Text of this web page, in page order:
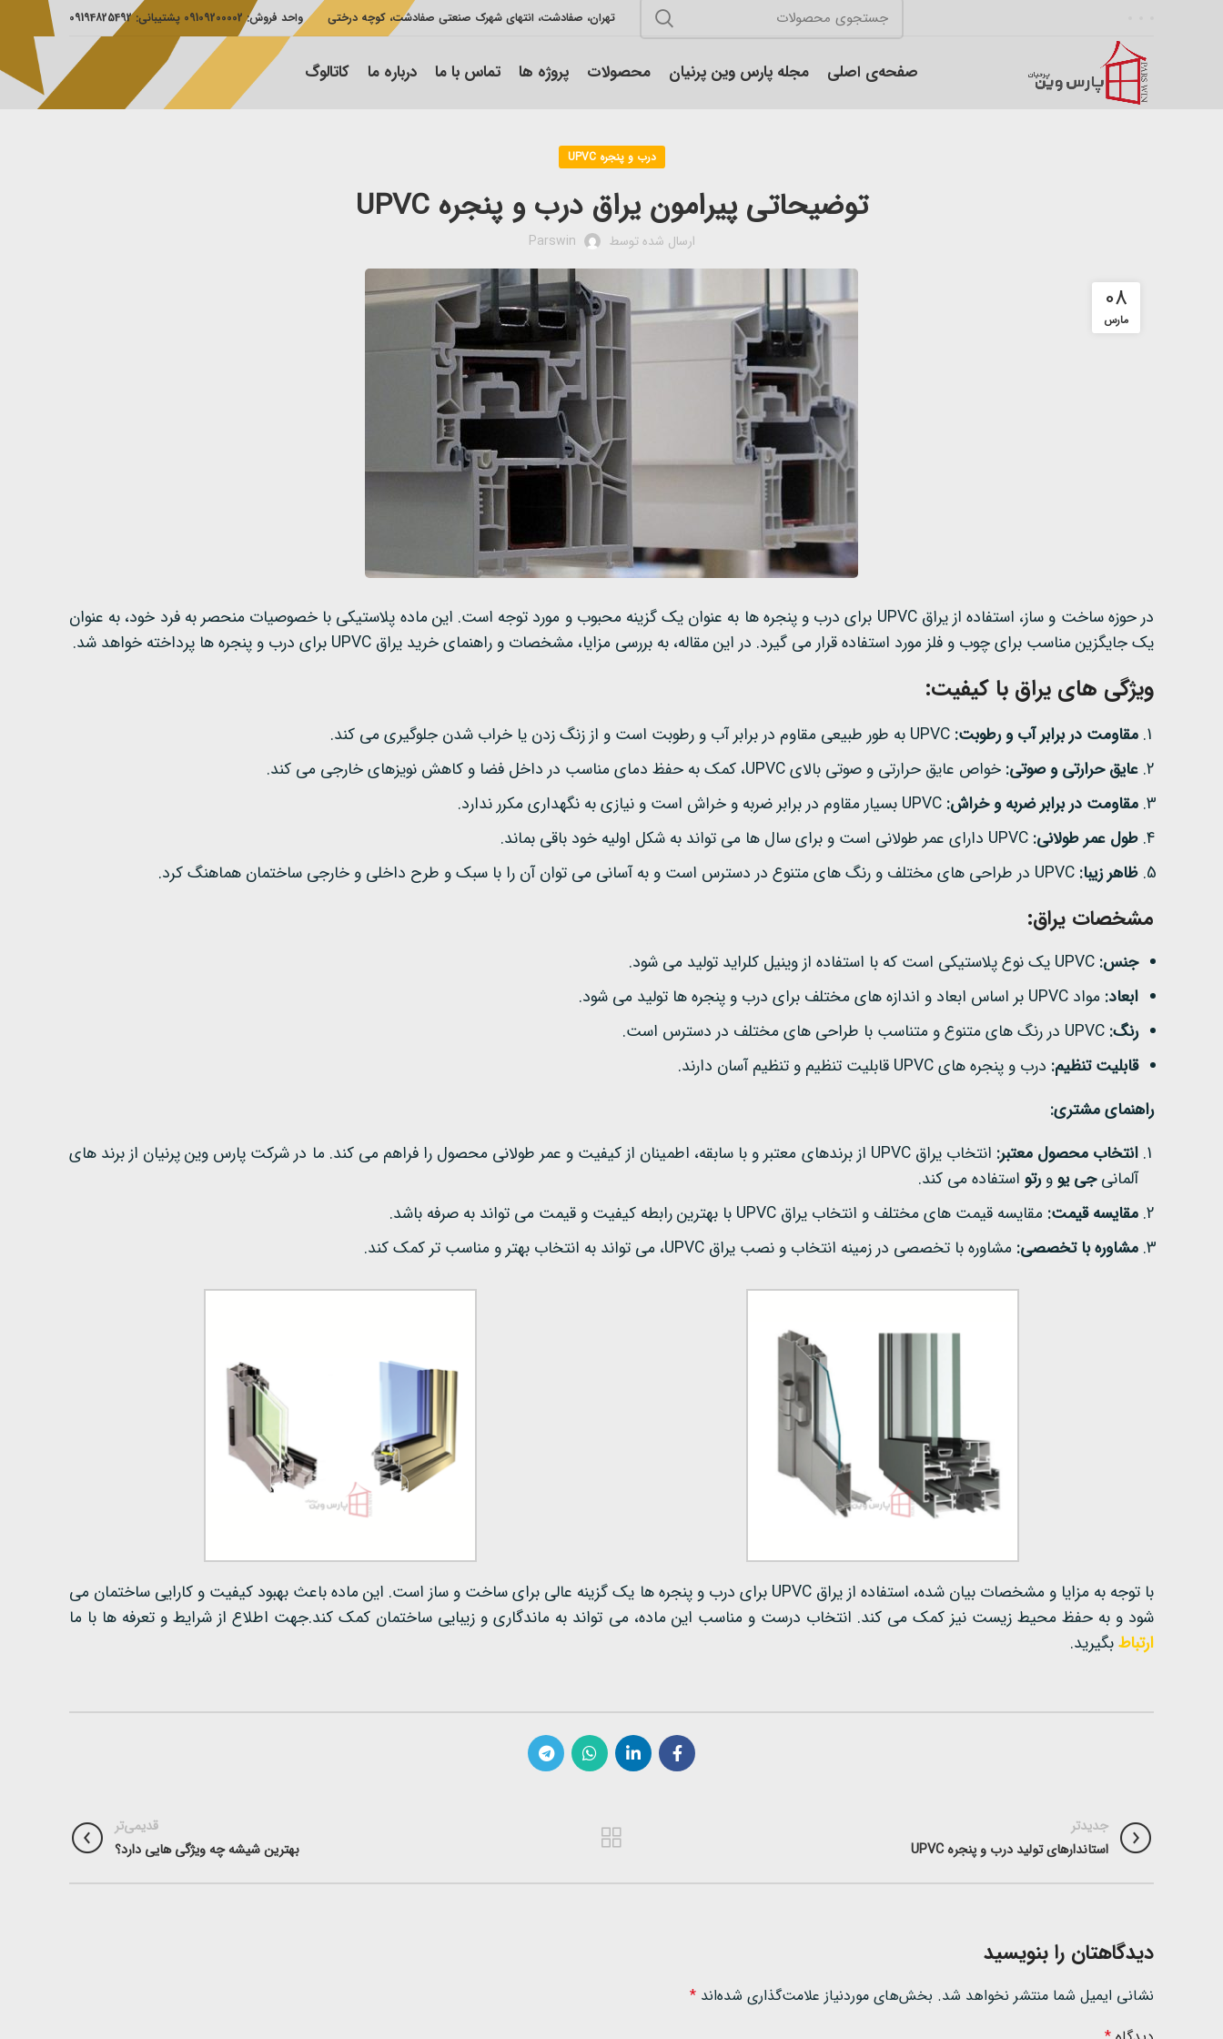
تهران، صفادشت، انتهای شهرک صنعتی صفادشت، کوچه درختی واحد فروش: 09109200002 پشتیبانی: 09194825492
صفحه‌ی اصلی مجله پارس وین پرنیان محصولات پروژه ها تماس با ما درباره ما کاتالوگ
درب و پنجره UPVC
توضیحاتی پیرامون یراق درب و پنجره UPVC
ارسال شده توسط Parswin
08
مارس
در حوزه ساخت و ساز، استفاده از یراق UPVC برای درب و پنجره ها به عنوان یک گزینه محبوب و مورد توجه است. این ماده پلاستیکی با خصوصیات منحصر به فرد خود، به عنوان
یک جایگزین مناسب برای چوب و فلز مورد استفاده قرار می گیرد. در این مقاله، به بررسی مزایا، مشخصات و راهنمای خرید یراق UPVC برای درب و پنجره ها پرداخته خواهد شد.
ویژگی های یراق با کیفیت:
مقاومت در برابر آب و رطوبت:
عایق حرارتی و صوتی: خواص عایق حرارتی و صوتی بالای UPVC، کمک به حفظ دمای مناسب در داخل فضا و کاهش نویزهای خارجی می کند.
مقاومت در برابر ضربه و خراش:
طول عمر طولانی:
ظاهر زیبا:
مشخصات یراق:
جنس:
ابعاد: مواد UPVC بر اساس ابعاد و اندازه های مختلف برای درب و پنجره ها تولید می شود.
رنگ:
قابلیت تنظیم: درب و پنجره های UPVC قابلیت تنظیم و تنظیم آسان دارند.
راهنمای مشتری:
انتخاب محصول معتبر:
انتخاب یراق UPVC از برندهای معتبر و با سابقه، اطمینان از کیفیت و عمر طولانی محصول را فراهم می کند. ما در شرکت پارس وین پرنیان از برند های
آلمانیجی یو ورتو استفاده می کند.
مقایسه قیمت: مقایسه قیمت های مختلف و انتخاب یراق UPVC با بهترین رابطه کیفیت و قیمت می تواند به صرفه باشد.
مشاوره با تخصصی: مشاوره با تخصصی در زمینه انتخاب و نصب یراق UPVC، می تواند به انتخاب بهتر و مناسب تر کمک کند.
با توجه به مزایا و مشخصات بیان شده، استفاده از یراق UPVC برای درب و پنجره ها یک گزینه عالی برای ساخت و ساز است. این ماده باعث بهبود کیفیت و کارایی ساختمان می
شود و به حفظ محیط زیست نیز کمک می کند. انتخاب درست و مناسب این ماده، می تواند به ماندگاری و زیبایی ساختمان کمک کند.جهت اطلاع از شرایط و تعرفه ها با ما
ارتباطبگیرید.
جدیدتر
استاندارهای تولید درب و پنجره‌ UPVC
قدیمی‌تر
بهترین شیشه چه ویژگی هایی دارد؟
دیدگاهتان را بنویسید
نشانی ایمیل شما منتشر نخواهد شد. بخش‌های موردنیاز علامت‌گذاری شده‌اند *